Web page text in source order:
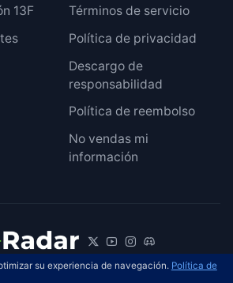
13F
Términos de servicio
Política de privacidad
Descargo de
responsabilidad
Política de reembolso
No vendas mi
información
todos los
su experiencia de navegación. Política de